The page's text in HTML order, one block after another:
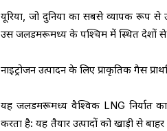
यूरिया, जो दुनिया का सबसे व्यापक रूप से
उस जलडमरूमध्य के पश्चिम में स्थित देशों से
नाइट्रोजन उत्पादन के लिए प्राकृतिक गैस
यह जलडमरूमध्य वैश्विक LNG निर्यात
करता है: यह तैयार उत्पादों को खाड़ी से